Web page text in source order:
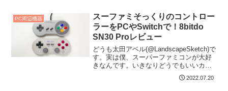
PC周辺機器
スーファミそっくりのコントロー
ラーをPCやSwitchで！8bitdo
SN30 Proレビュー
どうも太田アベル(@LandscapeSketch)で
す。実は僕、スーパーファミコンが大好
きなんです。いきなりどうでもいいカミ
ングアウトですが、スーパーファミコ...
2022.07.20